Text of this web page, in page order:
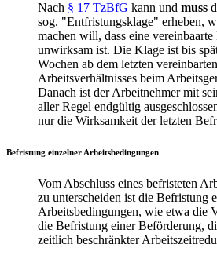
Nach § 17 TzBfG kann und muss
sog. "Entfristungsklage" erheben,
machen will, dass eine
unwirksam ist. Die Klage ist bis
Wochen ab dem letzten
Arbeitsverhältnisses beim
Danach ist der Arbeitnehmer mit
aller Regel endgültig
nur die Wirksamkeit der letzten
Befristung einzelner Arbeitsbedingungen
Vom Abschluss eines befristeten
zu unterscheiden ist die Befristung
Arbeitsbedingungen, wie etwa die
die Befristung einer Beförderung,
zeitlich beschränkter